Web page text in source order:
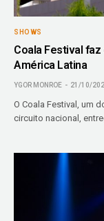
SHOWS
Coala Festival
América Latina
YGOR MONROE 21/10/
O Coala Festival, um
circuito nacional,